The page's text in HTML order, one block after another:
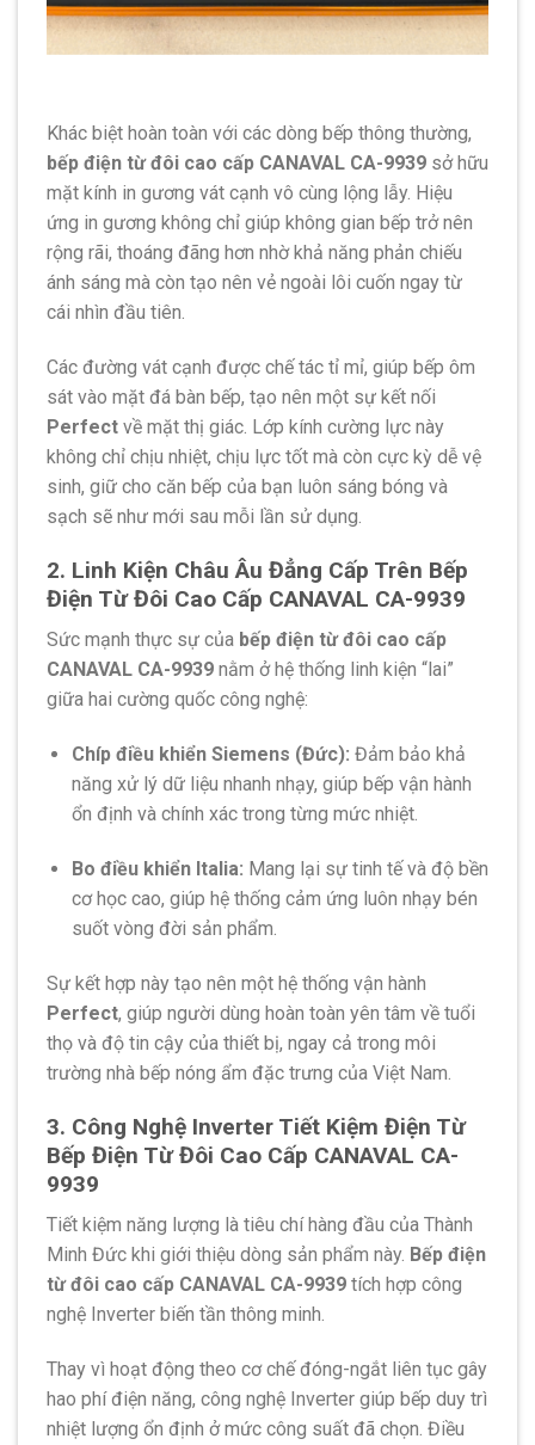
Khác biệt hoàn toàn với các dòng bếp thông thường,
bếp điện từ đôi cao cấp CANAVAL CA-9939 sở hữu
mặt kính in gương vát cạnh vô cùng lộng lẫy. Hiệu
ứng in gương không chỉ giúp không gian bếp trở nên
rộng rãi, thoáng đãng hơn nhờ khả năng phản chiếu
ánh sáng mà còn tạo nên vẻ ngoài lôi cuốn ngay từ
cái nhìn đầu tiên.
Các đường vát cạnh được chế tác tỉ mỉ, giúp bếp ôm
sát vào mặt đá bàn bếp, tạo nên một sự kết nối
Perfect về mặt thị giác. Lớp kính cường lực này
không chỉ chịu nhiệt, chịu lực tốt mà còn cực kỳ dễ vệ
sinh, giữ cho căn bếp của bạn luôn sáng bóng và
sạch sẽ như mới sau mỗi lần sử dụng.
2. Linh Kiện Châu Âu Đẳng Cấp Trên Bếp
Điện Từ Đôi Cao Cấp CANAVAL CA-9939
Sức mạnh thực sự của bếp điện từ đôi cao cấp
CANAVAL CA-9939 nằm ở hệ thống linh kiện “lai”
giữa hai cường quốc công nghệ:
Chíp điều khiển Siemens (Đức): Đảm bảo khả
năng xử lý dữ liệu nhanh nhạy, giúp bếp vận hành
ổn định và chính xác trong từng mức nhiệt.
Bo điều khiển Italia: Mang lại sự tinh tế và độ bền
cơ học cao, giúp hệ thống cảm ứng luôn nhạy bén
suốt vòng đời sản phẩm.
Sự kết hợp này tạo nên một hệ thống vận hành
Perfect, giúp người dùng hoàn toàn yên tâm về tuổi
thọ và độ tin cậy của thiết bị, ngay cả trong môi
trường nhà bếp nóng ẩm đặc trưng của Việt Nam.
3. Công Nghệ Inverter Tiết Kiệm Điện Từ
Bếp Điện Từ Đôi Cao Cấp CANAVAL CA-
9939
Tiết kiệm năng lượng là tiêu chí hàng đầu của Thành
Minh Đức khi giới thiệu dòng sản phẩm này. Bếp điện
từ đôi cao cấp CANAVAL CA-9939 tích hợp công
nghệ Inverter biến tần thông minh.
Thay vì hoạt động theo cơ chế đóng-ngắt liên tục gây
hao phí điện năng, công nghệ Inverter giúp bếp duy trì
nhiệt lượng ổn định ở mức công suất đã chọn. Điều